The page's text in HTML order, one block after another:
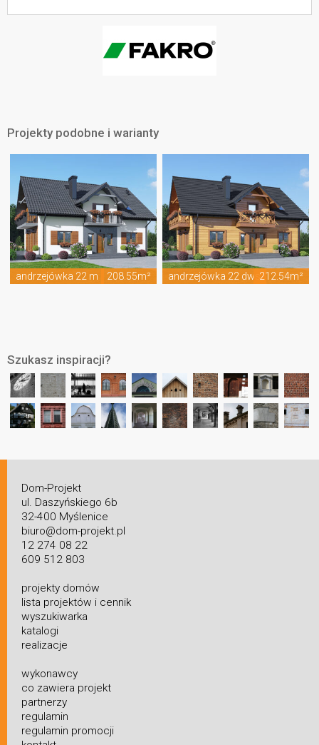
Projekty podobne i warianty
andrzejówka 22 m 208.55m² andrzejówka 22 dws212.54m²
Szukasz inspiracji?
Dom-Projekt
ul. Daszyńskiego 6b
32-400 Myślenice
biuro@dom-projekt.pl
12 274 08 22
609 512 803
projekty domów
lista projektów i cennik
wyszukiwarka
katalogi
realizacje
wykonawcy
co zawiera projekt
partnerzy
regulamin
regulamin promocji